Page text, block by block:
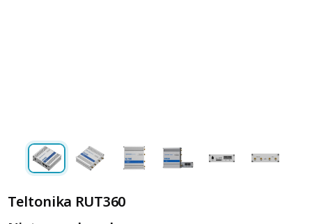
Teltonika RUT360